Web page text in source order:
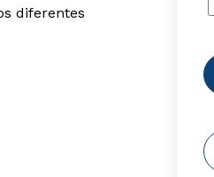
diferentes